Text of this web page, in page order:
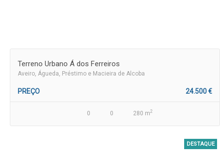
Terreno Urbano Á dos Ferreiros
Aveiro , Águeda, Préstimo e Macieira de Alcoba
PREÇO 24.500 €
0 0 280 m2
DESTAQUE